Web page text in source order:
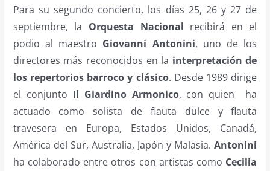
Para su segundo concierto, los días 25, 26 y 27 de
septiembre, la Orquesta Nacional recibirá en el
podio al maestro Giovanni Antonini, uno de los
directores más reconocidos en la interpretación de
los repertorios barroco y clásico. Desde 1989 dirige
el conjunto Il Giardino Armonico, con quien ha
actuado como solista de flauta dulce y flauta
travesera en Europa, Estados Unidos, Canadá,
América del Sur, Australia, Japón y Malasia.Antonini
ha colaborado entre otros con artistas como Cecilia